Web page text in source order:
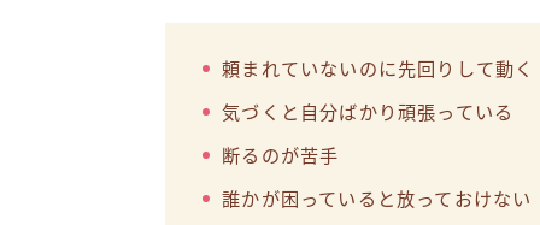
頼まれていないのに先回りして動く
気づくと自分ばかり頑張っている
断るのが苦手
誰かが困っていると放っておけない